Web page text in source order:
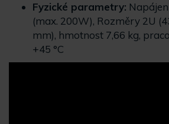
Fyzické parametry:
(max. 200W), Rozměry 2U
mm), hmotnost 7,66 kg,
+45 °C